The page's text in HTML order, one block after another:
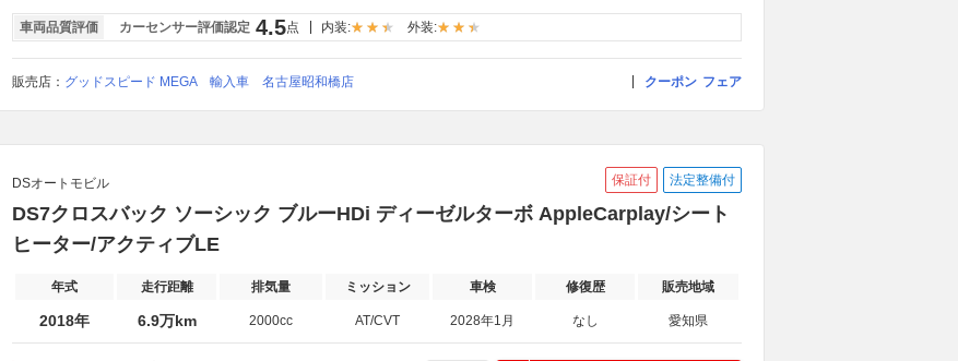
車両品質評価 カーセンサー評価認定 4.5点 内装: 外装:
販売店： グッドスピード MEGA 輸入車 名古屋昭和橋店 クーポン フェア
DSオートモビル 保証付 法定整備付
DS7クロスバック ソーシック ブルーHDi ディーゼルターボ AppleCarplay/シート
ヒーター/アクティブLE
年式 走行距離 排気量 ミッション 車検 修復歴 販売地域
2018年 6.9万km 2000cc AT/CVT 2028年1月 なし 愛知県